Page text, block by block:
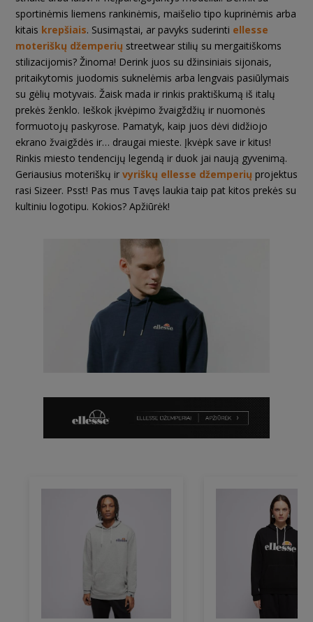
sportinėmis liemens rankinėmis, maišelio tipo kuprinėmis arba
kitais krepšiais. Susimąstai, ar pavyks suderinti ellesse
moteriškų džemperių streetwear stilių su mergaitiškoms
stilizacijomis? Žinoma! Derink juos su džinsiniais sijonais,
pritaikytomis juodomis suknelėmis arba lengvais pasiūlymais
su gėlių motyvais. Žaisk mada ir rinkis praktiškumą iš italų
prekės ženklo. Ieškok įkvėpimo žvaigždžių ir nuomonės
formuotojų paskyrose. Pamatyk, kaip juos dėvi didžiojo
ekrano žvaigždės ir… draugai mieste. Įkvėpk save ir kitus!
Rinkis miesto tendencijų legendą ir duok jai naują gyvenimą.
Geriausius moteriškų ir vyriškų ellesse džemperių projektus
rasi Sizeer. Psst! Pas mus Tavęs laukia taip pat kitos prekės su
kultiniu logotipu. Kokios? Apžiūrėk!